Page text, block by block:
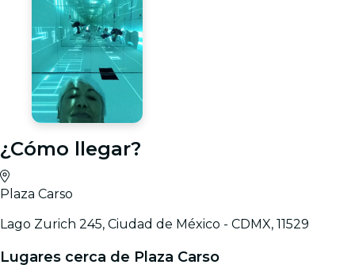
¿Cómo llegar?
Plaza Carso
Lago Zurich 245, Ciudad de México - CDMX, 11529
Lugares cerca de Plaza Carso